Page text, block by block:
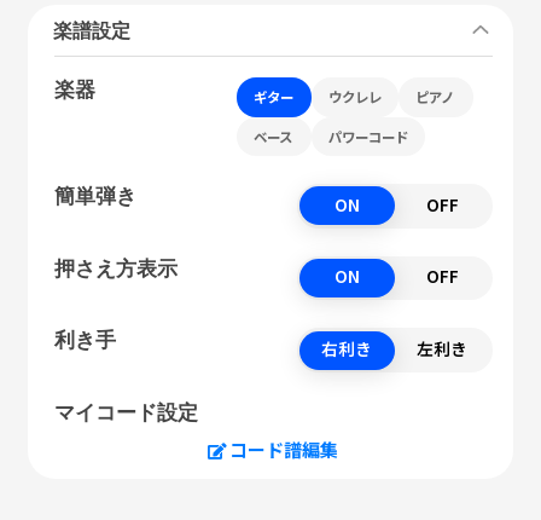
楽譜設定
楽器 ギター ウクレレ ピアノ
ベース パワーコード
簡単弾き ON OFF
押さえ方表示 ON OFF
利き手 右利き 左利き
マイコード設定
コード譜編集